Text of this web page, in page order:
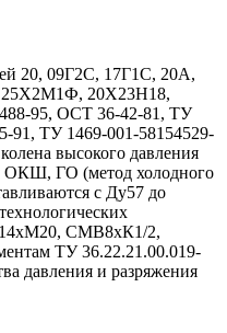
20, 09Г2С, 17Г1С, 20А,
20Х23Н18,
95, ОСТ 36-42-81, ТУ
91, ТУ 1469-001-58154529-
высокого давления
ОКШ, ГО (метод холодного
с Ду57 до
СМВ8хК1/2,
ТУ 36.22.21.00.019-
давления и разряжения